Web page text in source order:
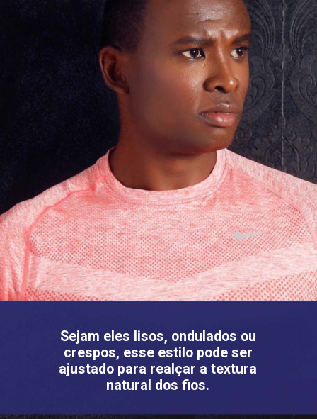
Sejam eles lisos, ondulados ou
crespos, esse estilo pode ser
ajustado para realçar a textura
natural dos fios.